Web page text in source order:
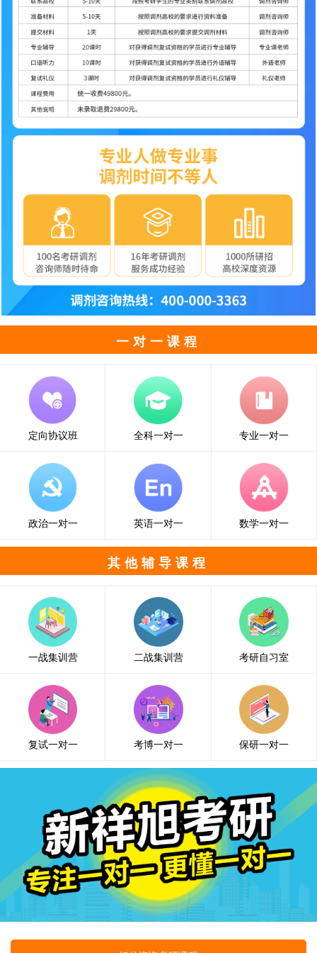
一对一课程
定向协议班 全科一对一 专业一对一
政治一对一 英语一对一 数学一对一
其他辅导课程
一战集训营 二战集训营 考研自习室
复试一对一 考博一对一 保研一对一